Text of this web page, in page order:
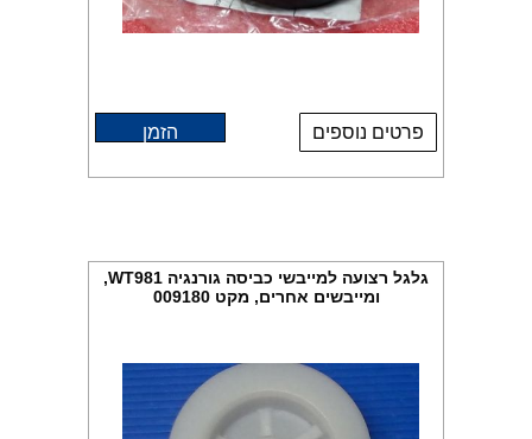
פרטים נוספים הזמן
גלגל רצועה למייבשי כביסה גורנגיה WT981,
ומייבשים אחרים, מקט 009180